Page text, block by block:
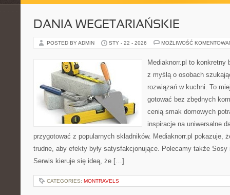
DANIA WEGETARIAŃSKIE
POSTED BY ADMIN STY - 22 - 2026 MOŻLIWOŚĆ
Mediaknorr.pl to konkretny
z myślą o osobach
rozwiązań w kuchni. To
gotować bez zbędnych
cenią smak domowych
inspiracje na uniwersalne
przygotować z popularnych składników. Mediaknorr.pl pokazuje,
trudne, aby efekty były satysfakcjonujące. Polecamy także
Serwis kieruje się ideą, że […]
CATEGORIES: MONTRAVELS